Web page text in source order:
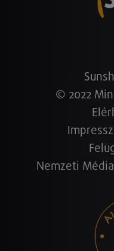
© 2022
Nemzeti